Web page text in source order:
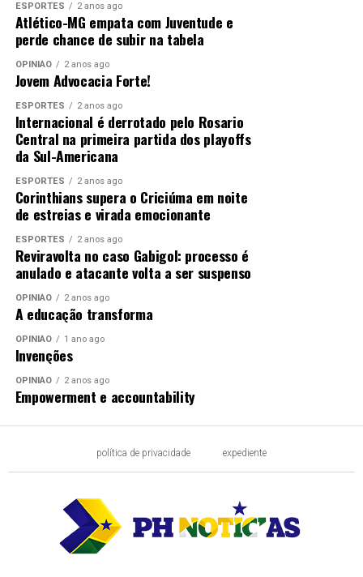
ESPORTES 2 anos ago
Atlético-MG empata com Juventude e
perde chance de subir na tabela
OPINIÃO 2 anos ago
Jovem Advocacia Forte!
ESPORTES 2 anos ago
Internacional é derrotado pelo Rosario
Central na primeira partida dos playoffs
da Sul-Americana
ESPORTES 2 anos ago
Corinthians supera o Criciúma em noite
de estreias e virada emocionante
ESPORTES 2 anos ago
Reviravolta no caso Gabigol: processo é
anulado e atacante volta a ser suspenso
OPINIÃO 2 anos ago
A educação transforma
OPINIÃO 1 ano ago
Invenções
OPINIÃO 2 anos ago
Empowerment e accountability
política de privacidade expediente